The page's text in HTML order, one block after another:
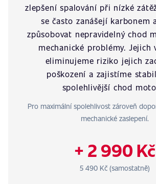
zlepšení spalování při nízké
se často zanášejí karbonem
způsobovat nepravidelný chod
mechanické problémy. Jejich
eliminujeme riziko jejich
poškození a zajistíme
spolehlivější chod
Pro maximální spolehlivost zároveň
mechanické zaslepení.
+ 2 990 Kč
5 490 Kč (samostatně)